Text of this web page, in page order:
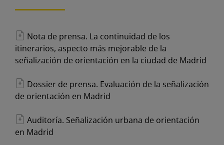
Nota de prensa. La continuidad de los
itinerarios, aspecto más mejorable de la
señalización de orientación en la ciudad de Madrid
Dossier de prensa. Evaluación de la señalización
de orientación en Madrid
Auditoría. Señalización urbana de orientación
en Madrid